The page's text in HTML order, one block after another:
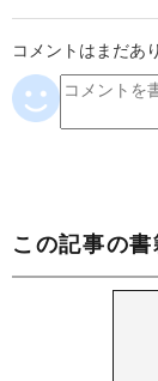
コメントはまだあ
この記事の書